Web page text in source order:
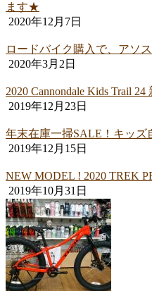
ます★
2020年12月7日
ロードバイク購入で、アソ
2020年3月2日
2020 Cannondale Kids Trail 24
2019年12月23日
年末在庫一掃SALE！キッズ
2019年12月15日
NEW MODEL ! 2020 TREK
2019年10月31日